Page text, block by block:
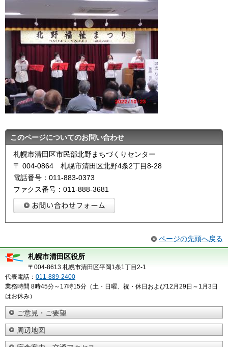
このページについてのお問い合わせ
札幌市清田区市民部北野まちづくりセンター
〒 004-0864 札幌市清田区北野4条2丁目8-28
電話番号：011-883-0373
ファクス番号：011-888-3681
ページの先頭へ戻る
札幌市清田区役所
〒004-8613 札幌市清田区平岡1条1丁目2-1
代表電話： 011-889-2400
業務時間 8時45分～17時15分（土・日曜、祝・休日および12月29日～1月3日
はお休み）
ご意見・ご要望
周辺地図